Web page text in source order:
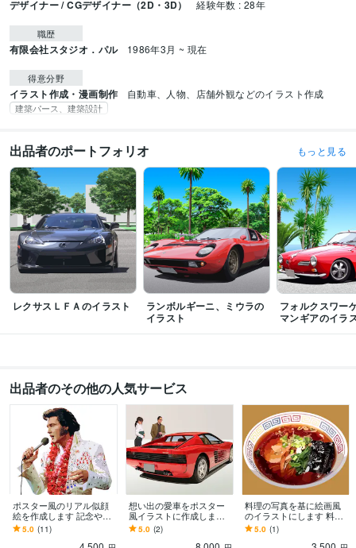
デザイナー / CGデザイナー（2D・3D） 経験年数 : 28年
職歴
有限会社スタジオ．パル 1986年3月 ~ 現在
得意分野
イラスト作成・漫画制作 自動車、人物、店舗外観などのイラスト作成
建築パース、建築設計
出品者のポートフォリオ もっと見る
レクサスＬＦＡのイラスト
ランボルギーニ、ミウラの
イラスト
フォルクスワー
マンギアのイラ
出品者のその他の人気サービス
ポスター風のリアル似顔
絵を作成します 記念や御
祝いのプレゼントに最
適！Ｔシャツプリントも
5.0 (11)
想い出の愛車をポスター
風イラストに作成します
記念や御祝いのプレゼン
トに最適！Ｔシャツプリ
5.0 (2)
料理の写真を基に絵画風
のイラストにします 料理
をイラストにすると美味
しそうに見えます
5.0 (1)